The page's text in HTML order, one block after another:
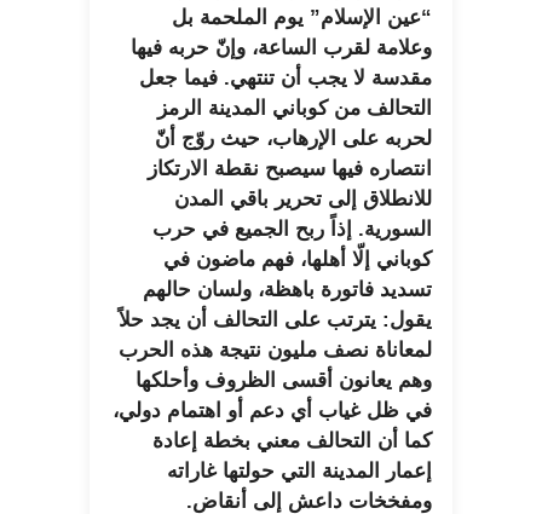
“عين الإسلام” يوم الملحمة بل
وعلامة لقرب الساعة، وإنّ حربه فيها
مقدسة لا يجب أن تنتهي. فيما جعل
التحالف من كوباني المدينة الرمز
لحربه على الإرهاب، حيث روّج أنّ
انتصاره فيها سيصبح نقطة الارتكاز
للانطلاق إلى تحرير باقي المدن
السورية. إذاً ربح الجميع في حرب
كوباني إلّا أهلها، فهم ماضون في
تسديد فاتورة باهظة، ولسان حالهم
يقول: يترتب على التحالف أن يجد حلاً
لمعاناة نصف مليون نتيجة هذه الحرب
وهم يعانون أقسى الظروف وأحلكها
في ظل غياب أي دعم أو اهتمام دولي،
كما أن التحالف معني بخطة إعادة
إعمار المدينة التي حولتها غاراته
ومفخخات داعش إلى أنقاض.